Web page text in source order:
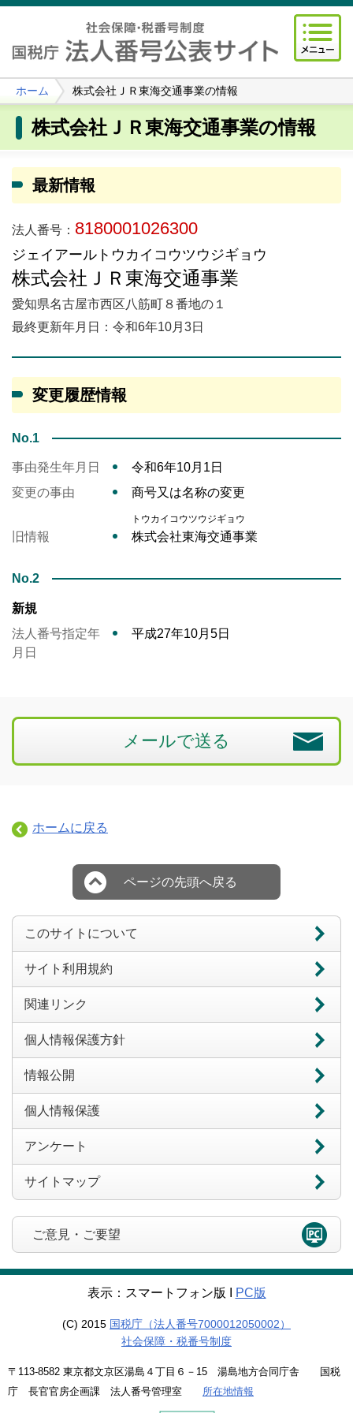
ホーム 株式会社ＪＲ東海交通事業の情報
株式会社ＪＲ東海交通事業の情報
最新情報
法人番号： 8180001026300
ジェイアールトウカイコウツウジギョウ
株式会社ＪＲ東海交通事業
愛知県名古屋市西区八筋町８番地の１
最終更新年月日：令和6年10月3日
変更履歴情報
No.1
事由発生年月日
令和6年10月1日
変更の事由
商号又は名称の変更
トウカイコウツウジギョウ
旧情報 株式会社東海交通事業
No.2
新規
法人番号指定年
月日
平成27年10月5日
メールで送る
ホームに戻る
ページの先頭へ戻る
このサイトについて
サイト利用規約
関連リンク
個人情報保護方針
情報公開
個人情報保護
アンケート
サイトマップ
ご意見・ご要望
表示：スマートフォン版 Ι PC版
(C) 2015 国税庁（法人番号7000012050002）
社会保障・税番号制度
〒113-8582 東京都文京区湯島４丁目６－15 湯島地方合同庁舎 国税
庁 長官官房企画課 法人番号管理室 所在地情報